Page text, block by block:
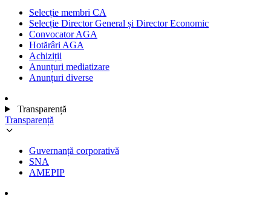
Selecție membri CA
Selecție Director General și Director Economic
Convocator AGA
Hotărâri AGA
Achiziții
Anunțuri mediatizare
Anunțuri diverse
Transparență
Transparență
Guvernanță corporativă
SNA
AMEPIP